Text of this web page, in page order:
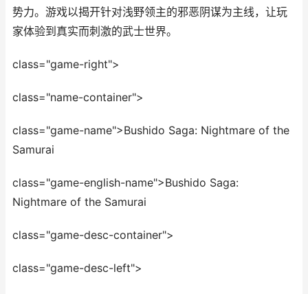
势力。游戏以揭开针对浅野领主的邪恶阴谋为主线，让玩
家体验到真实而刺激的武士世界。
class="game-right">
class="name-container">
class="game-name">Bushido Saga: Nightmare of the
Samurai
class="game-english-name">Bushido Saga:
Nightmare of the Samurai
class="game-desc-container">
class="game-desc-left">